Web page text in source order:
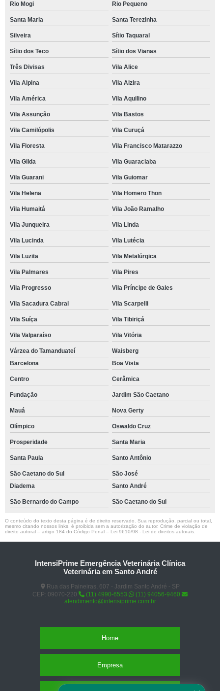
Rio Mogi Rio Pequeno
Santa Maria Santa Terezinha
Silveira Sítio Taquaral
Sítio dos Teco Sítio dos Vianas
Três Divisas Vila Alice
Vila Alpina Vila Alzira
Vila América Vila Aquilino
Vila Assunção Vila Bastos
Vila Camilópolis Vila Curuçá
Vila Floresta Vila Francisco Matarazzo
Vila Gilda Vila Guaraciaba
Vila Guarani Vila Guiomar
Vila Helena Vila Homero Thon
Vila Humaitá Vila João Ramalho
Vila Junqueira Vila Linda
Vila Lucinda Vila Lutécia
Vila Luzita Vila Metalúrgica
Vila Palmares Vila Pires
Vila Progresso Vila Príncipe de Gales
Vila Sacadura Cabral Vila Scarpelli
Vila Suíça Vila Tibiriçá
Vila Valparaíso Vila Vitória
Várzea do Tamanduateí
Waisberg
Barcelona
Boa Vista
Centro Cerâmica
Fundação Jardim São Caetano
Mauá Nova Gerty
Olímpico Oswaldo Cruz
Prosperidade Santa Maria
Santa Paula Santo Antônio
São Caetano do Sul
São José
Diadema
Santo André
São Bernardo do Campo São Caetano do Sul
O conteúdo do texto desta página é de direito reservado. Sua reprodução, parcial ou total,
mesmo citando nossos links, é proibida sem a autorização do autor. Crime de violação de
direito autoral – artigo 184 do Código Penal – Lei 9610/98 - Lei de direitos autorais
IntensiPrime Emergência Veterinária Clínica
Veterinária em Santo André
Rua das Paineiras, 607 - Jardim Santo André - SP
CEP: 09070-220
(11) 4990-6553
(11) 94056-9460
atendimento@intensiprime.com.br
Home
Empresa